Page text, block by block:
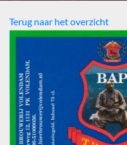
Terug naar het overzicht